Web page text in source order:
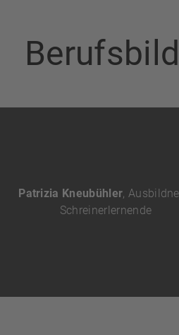
Patrizia Kneubühler,
Schreinerlernende